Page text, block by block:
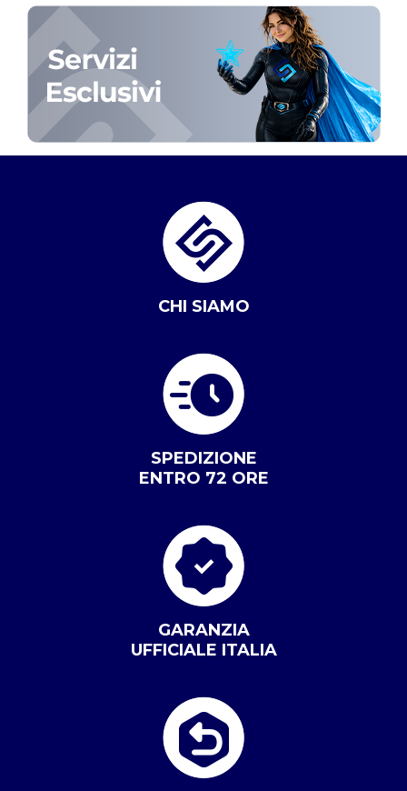
CHI SIAMO
SPEDIZIONE
ENTRO 72 ORE
GARANZIA
UFFICIALE ITALIA